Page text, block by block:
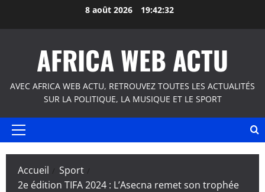
8 août 2026 19:42:32
AFRICA WEB ACTU
AVEC AFRICA WEB ACTU, RETROUVEZ TOUTES LES ACTUALITÉS
SUR LA POLITIQUE, LA MUSIQUE ET LE SPORT
Menu
Accueil
Sport
2e édition TIFA 2024 : L’Asecna remet son trophée